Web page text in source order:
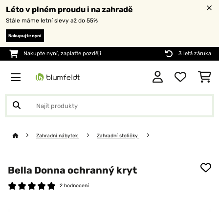
Léto v plném proudu i na zahradě
Stále máme letní slevy až do 55%
Nakupujte nyní
Nakupte nyní, zaplaťte později 3 letá záruka
Zahradní nábytek Zahradní stoličky
Bella Donna ochranný kryt
2 hodnocení